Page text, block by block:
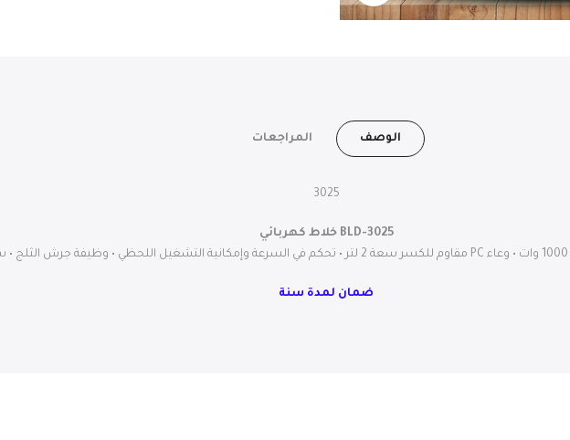
الوصف المراجعات
3025
BLD-3025 خلاط كهربائي
ضمان لمدة سنة